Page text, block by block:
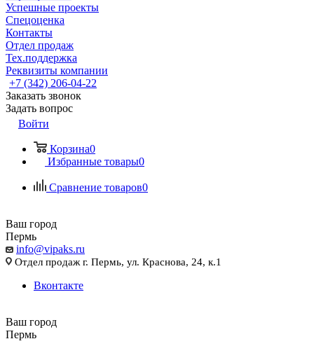
Успешные проекты
Спецоценка
Контакты
Отдел продаж
Тех.поддержка
Реквизиты компании
+7 (342) 206-04-22
Заказать звонок
Задать вопрос
Войти
Корзина0
Избранные товары0
Сравнение товаров0
Ваш город
Пермь
info@vipaks.ru
Отдел продаж г. Пермь, ул. Краснова, 24, к.1
Вконтакте
Ваш город
Пермь